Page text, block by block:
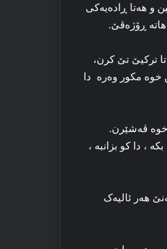
و هه‌تا ڕاده‌یه‌کی
ڕۆژه‌ڤێ.
ترکیێ تێ کرن،
مکور وه‌رە دا
خوه‌ ڤه‌شێرن.
، دا کو بزانبه‌ ،
هه‌ر ئالیه‌ک